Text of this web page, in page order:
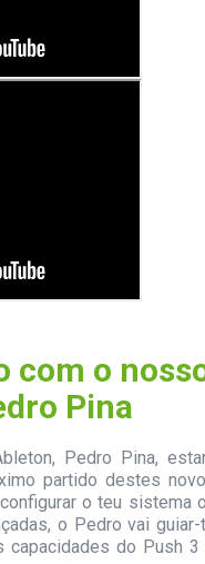
com o
Pina
Pedro Pina,
partido destes
o teu sistema
o Pedro vai guiar-
capacidades do Push 3